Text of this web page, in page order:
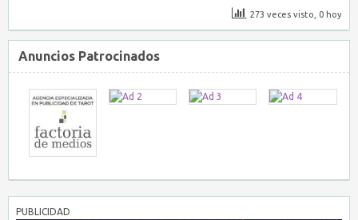
273 veces visto, 0 hoy
Anuncios Patrocinados
PUBLICIDAD